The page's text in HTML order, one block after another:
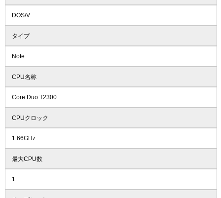
DOS/V
タイプ
Note
CPU名称
Core Duo T2300
CPUクロック
1.66GHz
最大CPU数
1